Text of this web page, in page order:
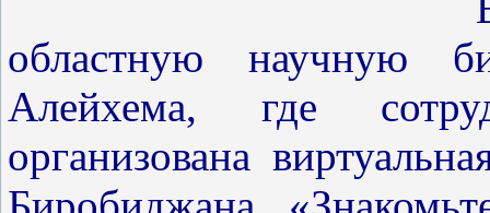
областную научную
Алейхема, где
организована